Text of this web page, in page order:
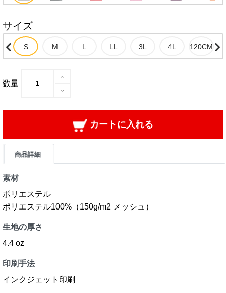
サイズ
数量
カートに入れる
商品詳細
素材
ポリエステル
ポリエステル100%（150g/m2 メッシュ）
生地の厚さ
4.4 oz
印刷手法
インクジェット印刷